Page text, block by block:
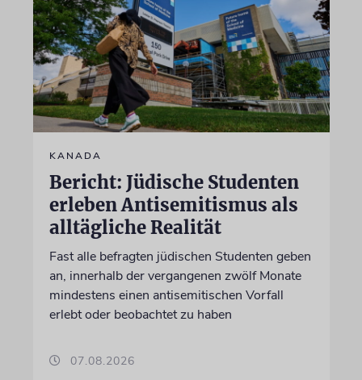
KANADA
Bericht: Jüdische Studenten
erleben Antisemitismus als
alltägliche Realität
Fast alle befragten jüdischen Studenten geben
an, innerhalb der vergangenen zwölf Monate
mindestens einen antisemitischen Vorfall
erlebt oder beobachtet zu haben
07.08.2026